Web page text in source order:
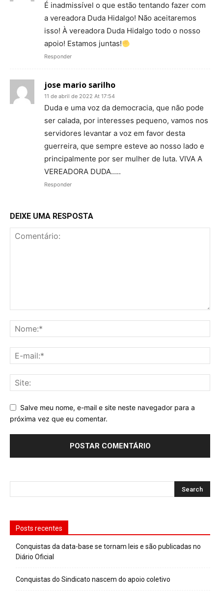
É inadmissível o que estão tentando fazer com
a vereadora Duda Hidalgo! Não aceitaremos
isso! À vereadora Duda Hidalgo todo o nosso
apoio! Estamos juntas!
Responder
jose mario sarilho
11 de abril de 2022 At 17:54
Duda e uma voz da democracia, que não pode
ser calada, por interesses pequeno, vamos nos
servidores levantar a voz em favor desta
guerreira, que sempre esteve ao nosso lado e
principalmente por ser mulher de luta. VIVA A
VEREADORA DUDA…..
Responder
DEIXE UMA RESPOSTA
Salve meu nome, e-mail e site neste navegador para a
próxima vez que eu comentar.
Posts recentes
Conquistas da data-base se tornam leis e são publicadas no
Diário Oficial
Conquistas do Sindicato nascem do apoio coletivo